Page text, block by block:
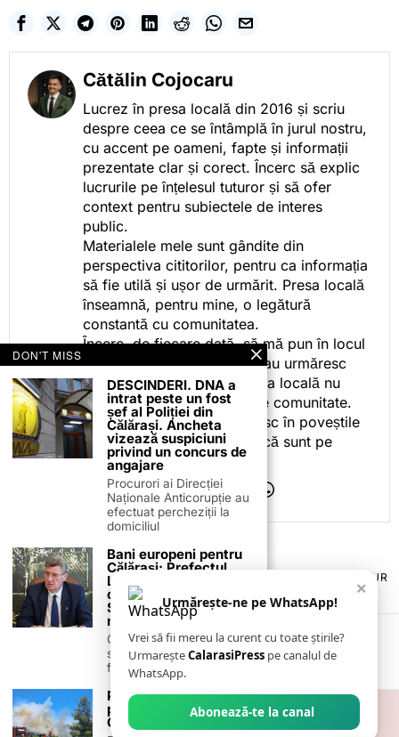
Cătălin Cojocaru
Lucrez în presa locală din 2016 și scriu
despre ceea ce se întâmplă în jurul nostru,
cu accent pe oameni, fapte și informații
prezentate clar și corect. Încerc să explic
lucrurile pe înțelesul tuturor și să ofer
context pentru subiectele de interes
public.
Materialele mele sunt gândite din
perspectiva cititorilor, pentru ca informația
să fie utilă și ușor de urmărit. Presa locală
înseamnă, pentru mine, o legătură
constantă cu comunitatea.
Încerc, de fiecare dată, să mă pun în locul
celor care citesc, privesc sau urmăresc
ceea ce fac. Pentru că presa locală nu
este despre mine, ci despre comunitate.
Iar dacă oamenii se regăsesc în poveștile
pe care le spun, înseamnă că sunt pe
drumul bun.
TERMENI ȘI CONDIȚII
POLITICA DE ANULARE & RETUR
PUBLICITATE ONLINE & TIPĂRITĂ
CONTACT
ZIARUL ANUNȚUL CĂLĂRĂȘEAN
×
Urmărește-ne pe WhatsApp!
Vrei să fii mereu la curent cu toate știrile?
UrmareșteCalarasiPress pe canalul de
WhatsApp.
Abonează-te la canal
DON'T MISS
DESCINDERI. DNA a
intrat peste un fost
șef al Poliției din
Călărași. Ancheta
vizează suspiciuni
privind un concurs de
angajare
Procurori ai Direcției
Naționale Anticorupție au
efectuat percheziții la
domiciliul
Bani europeni pentru
Călărași: Prefectul
Laurențiu State anunță
colaborarea cu ADR
Sud-Muntenia pentru
noi finanțări
Călărașul se pregătește
să intre pe harta
finanțărilor europene, cu
Prima misiune a
pompierilor romani în
Grecia